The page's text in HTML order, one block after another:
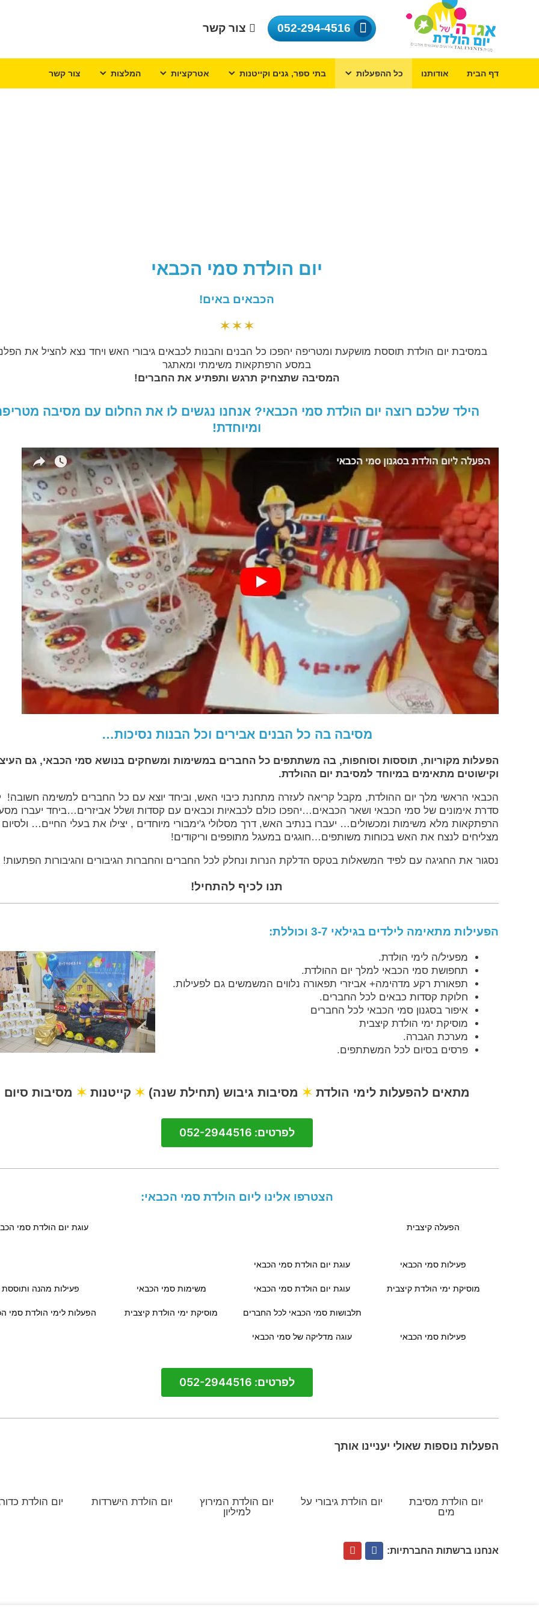
צור קשר
דף הבית אודותנו כל ההפעלות בתי ספר, גנים וקייטנות אטרקציות המלצות צור קשר
יום הולדת סמי הכבאי
הכבאים באים!
✶✶✶
במסיבת יום הולדת תוססת מושקעת ומטריפה יהפכו כל הבנים והבנות לכבאים גיבורי האש ויחד נצא להציל את
במסע הרפתקאות משימתי ומאתגר
המסיבה שתצחיק תרגש ותפתיע את החברים!
הילד שלכם רוצה יום הולדת סמי הכבאי? אנחנו נגשים לו את החלום עם מסיבה
ומיוחדת!
מסיבה בה כל הבנים אבירים וכל הבנות נסיכות…
הפעלות מקוריות, תוססות וסוחפות, בה משתתפים כל החברים במשימות ומשחקים בנושא סמי הכבאי, גם
וקישוטים מתאימים במיוחד למסיבת יום ההולדת.
הכבאי הראשי מלך יום ההולדת, מקבל קריאה לעזרה מתחנת כיבוי האש, וביחד יוצא עם כל החברים למשימה
סדרת אימונים של סמי הכבאי ושאר הכבאים…יהפכו כולם לכבאיות וכבאים עם קסדות ושלל אביזרים…ביחד יעברו
הרפתקאות מלא משימות ומכשולים… יעברו בנתיב האש, דרך מסלולי ג'ימבורי מיוחדים , יצילו את בעלי החיים…
מצליחים לנצח את האש בכוחות משותפים…חוגגים במעגל מתופפים וריקודים!
נסגור את החגיגה עם לפיד המשאלות בטקס הדלקת הנרות ונחלק לכל החברים והחברות הגיבורים והגיבורות הפתעות!
תנו לכיף להתחיל!
הפעילות מתאימה לילדים בגילאי 3-7 וכוללת:
מפעיל/ה לימי הולדת.
תחפושת סמי הכבאי למלך יום ההולדת.
תפאורת רקע מדהימה+ אביזרי תפאורה נלווים המשמשים גם לפעילות.
חלוקת קסדות כבאים לכל החברים.
איפור בסגנון סמי הכבאי לכל החברים
מוסיקת ימי הולדת קיצבית
מערכת הגברה.
פרסים בסיום לכל המשתתפים.
מתאים להפעלות לימי הולדת✶ מסיבות גיבוש (תחילת שנה)✶ קייטנות✶ מסיבות סיום
לפרטים: 052-2944516
הצטרפו אלינו ליום הולדת סמי הכבאי:
הפעלה קיצבית עוגת יום הולדת סמי
פעילות סמי הכבאי עוגת יום הולדת סמי הכבאי
מוסיקת ימי הולדת קיצבית עוגת יום הולדת סמי הכבאי משימות סמי הכבאי פעילות מהנה ותוססת
תלבושות סמי הכבאי לכל החברים מוסיקת ימי הולדת קיצבית הפעלות לימי הולדת סמי
פעילות סמי הכבאי עוגה מדליקה של סמי הכבאי
לפרטים: 052-2944516
הפעלות נוספות שאולי יעניינו אותך
יום הולדת מסיבת
מים
יום הולדת גיבורי על
יום הולדת המירוץ
למיליון
יום הולדת הישרדות יום הולדת
אנחנו ברשתות החברתיות: